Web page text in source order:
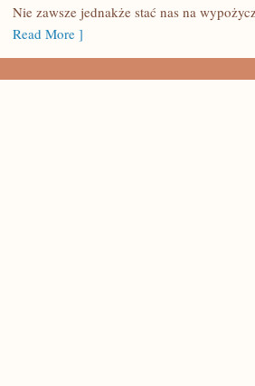
URZĄDZANIU
Nie zawsze jednakże stać nas na
Read More ]